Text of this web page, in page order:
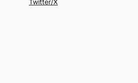
Twitter/X